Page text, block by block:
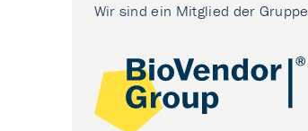
Wir sind ein Mitglied der Gruppe